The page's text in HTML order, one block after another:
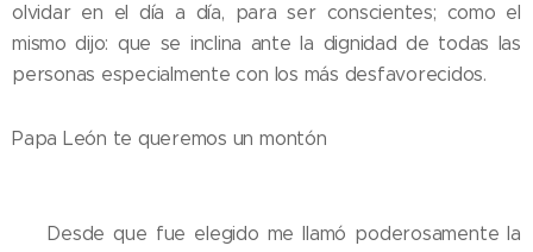
olvidar en el día a día, para ser conscientes; como el
mismo dijo: que se inclina ante la dignidad de todas las
personas especialmente con los más desfavorecidos.
Papa León te queremos un montón 💫🩷😘
💛 Desde que fue elegido me llamó poderosamente la